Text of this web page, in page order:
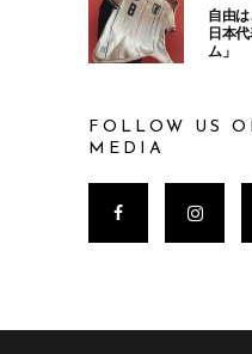
自由
日本
ム」
FOLLOW US
MEDIA